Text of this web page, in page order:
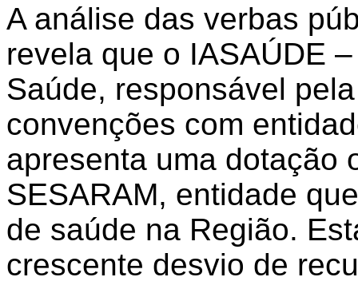
A análise das verbas
revela que o IASAÚDE
Saúde, responsável
convenções com
apresenta uma dotação
SESARAM, entidade
de saúde na Região.
crescente desvio de